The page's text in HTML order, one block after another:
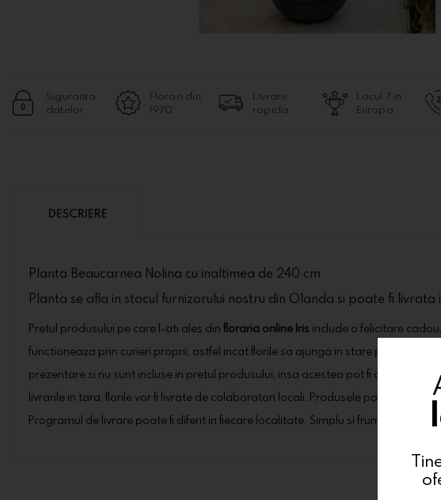
Siguranta
datelor
Florari din
1970
Livrare
rapida
Locul 7 in
Europa
DESCRIERE
Planta Beaucarnea Nolina cu inaltimea de 240 cm
Planta se afla in stocul furnizorului nostru din Olanda si poate fi livrata
Pretul produsului pe care l-ati ales din floraria online Iris include o felicitare
functioneaza prin curieri proprii, astfel incat florile sa ajunga in stare perfecta la
prezentare si nu sunt incluse in pretul produsului, insa acestea pot fi
livrarile in tara, florile vor fi livrate de colaboratori locali. Produsele pot suferi
Programul de livrare poate fi diferit in fiecare localitate. Simplu si frumos!